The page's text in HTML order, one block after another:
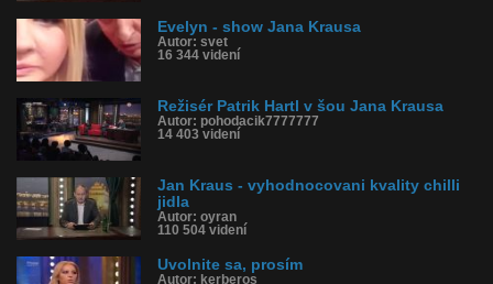
Evelyn - show Jana Krausa
Autor: svet
16 344 videní
Režisér Patrik Hartl v šou Jana Krausa
Autor: pohodacik7777777
14 403 videní
Jan Kraus - vyhodnocovani kvality chilli
jidla
Autor: oyran
110 504 videní
Uvolnite sa, prosím
Autor: kerberos